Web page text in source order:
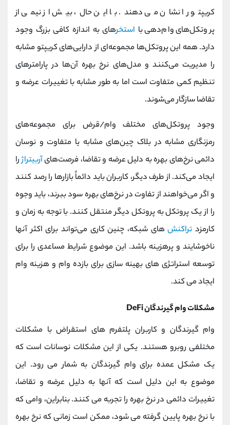
کریپتو را نشان می دهند. با این حال، بیش از نیمی از
پروتکل‌های وام‌دهی با استخرهای به اندازه کافی بزرگ وجود
دارد. همه این پروتکل‌ها مجموعه‌ای از دارایی‌های کریپتو مشابه
را مدیریت می‌کنند و مدل‌های نرخ بهره آن‌ها در پارامترهای
تنظیم کمی متفاوت است اما به طور مشابه با تغییرات عرضه و
تقاضا سازگار می‌شوند.
وجود پروتکل‌های مختلف وام/قرض برای مجموعه‌های
رمزنگاری مشابه در بلاک چین‌های مشابه یا متفاوت و نوسان
دائمی نرخ‌های بهره به دلیل عرضه و تقاضا، فرصت‌هایآربیتراژرا
ایجاد می‌کند. از طرف دیگر، کاربران باید دائماً بازارها را رصد کنند
و اگر می‌خواهند از تفاوت در نرخ‌های بهره سود ببرند، باید وجوه
را از یک پروتکل به پروتکل دیگر منتقل کنند. با توجه به زمان و
کارمزد تراکنش‌های شبکه، چنین کاری می‌تواند برای اکثر آنها
ناخوشایند و پرهزینه باشد. این موضوع شرایط مساعدی را برای
توسعه استراتژی های بهینه سازی برای بازده وام و هزینه وام
ایجاد می کند.
مشکلات وام گیرندگان DeFi
وام گیرندگان و کاربران پلتفرم های استقراض با مشکلات
مختلفی روبرو هستند. یکی از این مشکلات نوسانات است که
یک مشکل عمده برای وام گیرندگان به شمار می رود. این
موضوع به این دلیل است که آنها به دلیل عرضه و تقاضا،
تغییرات دائمی در نرخ بهره را تجربه می کنند. بنابراین، وامی که
با نرخ بهره پایین گرفته می شود، ممکن است زمانی که نرخ بهره